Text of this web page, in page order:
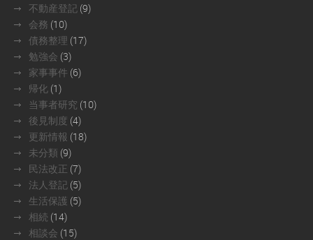
不動産登記 (9)
会務 (10)
債務整理 (17)
勉強会 (3)
家事事件 (6)
帰化 (1)
当事者研究 (10)
後見制度 (4)
更新情報 (18)
未分類 (9)
民法改正 (7)
法人登記 (5)
生活保護 (5)
相続 (14)
相談会 (15)